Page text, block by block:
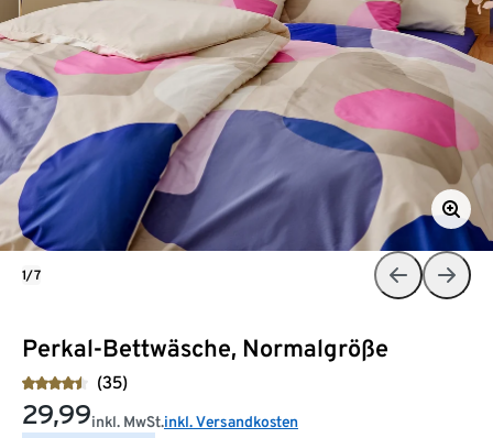
Perkal-Bettwäsche, Normalgröße
(35)
29,99inkl. MwSt.inkl. Versandkosten
1/7